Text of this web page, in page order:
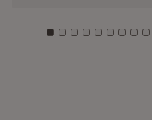
Zu Kachel: 0
Zu Kachel: 1
Zu Kachel: 2
Zu Kachel: 3
ZuZuZuZu